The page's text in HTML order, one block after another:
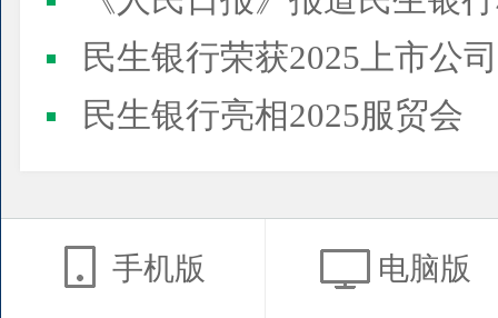
民生银行荣获2025上市公司董事会最佳实践案例、上市公
民生银行亮相2025服贸会
手机版 电脑版